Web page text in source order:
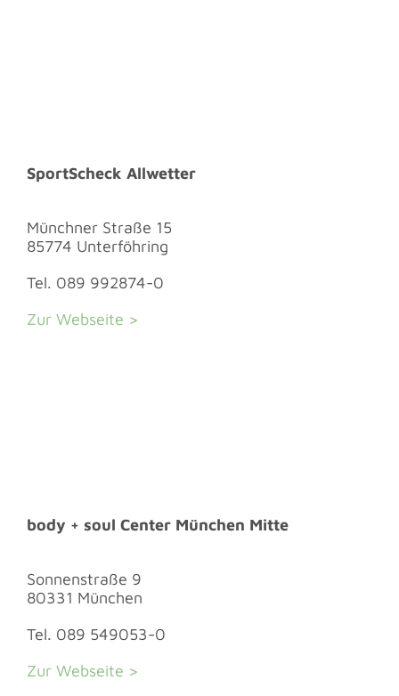
SportScheck Allwetter
Münchner Straße 15
85774 Unterföhring
Tel. 089 992874-0
Zur Webseite >
body + soul Center München Mitte
Sonnenstraße 9
80331 München
Tel. 089 549053-0
Zur Webseite >